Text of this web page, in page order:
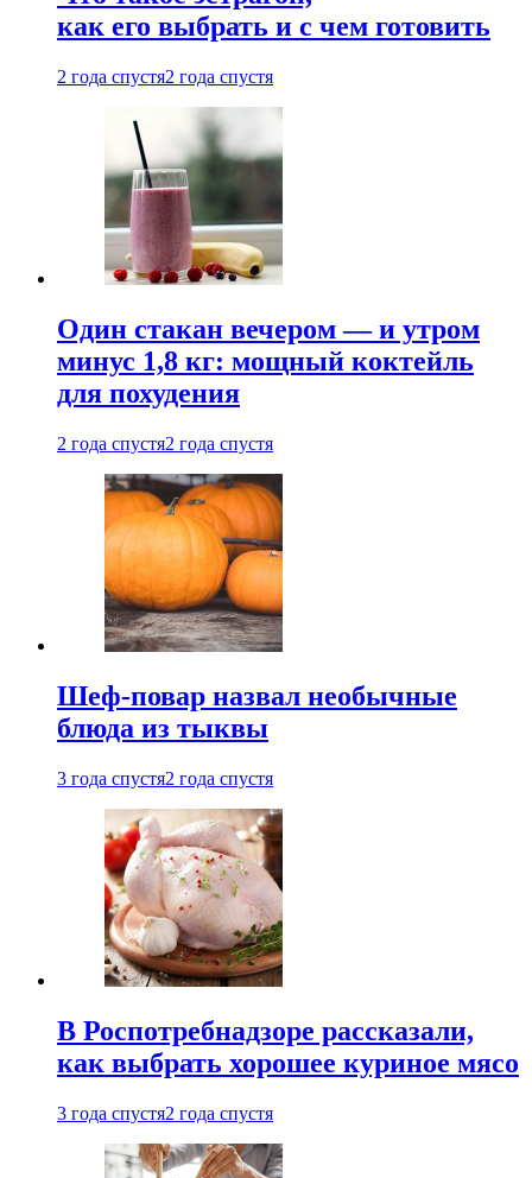
как его выбрать и с чем готовить
2 года спустя2 года спустя
Один стакан вечером — и утром
минус 1,8 кг: мощный коктейль
для похудения
2 года спустя2 года спустя
Шеф-повар назвал необычные
блюда из тыквы
3 года спустя2 года спустя
В Роспотребнадзоре рассказали,
как выбрать хорошее куриное мясо
3 года спустя2 года спустя